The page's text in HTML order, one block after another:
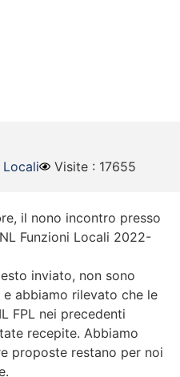
Locali Visite : 17655
il nono incontro presso
Funzioni Locali 2022-
inviato, non sono
abbiamo rilevato che le
FPL nei precedenti
recepite. Abbiamo
proposte restano per noi